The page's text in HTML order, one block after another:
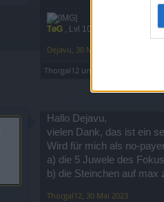
TøG , Lvl 100 WL
Dejavu, 30 Mai 2023
Thorgal12 und
Hallo Dejavu,
vielen Dank, das ist ein
Wird für mich als no-
a) die 5 Juwele des
b) die Steinchen auf max
Thorgal12, 30 Mai 2023